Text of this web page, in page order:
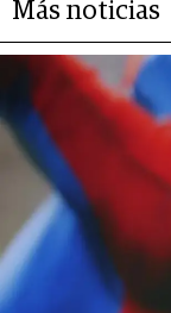
Más noticias